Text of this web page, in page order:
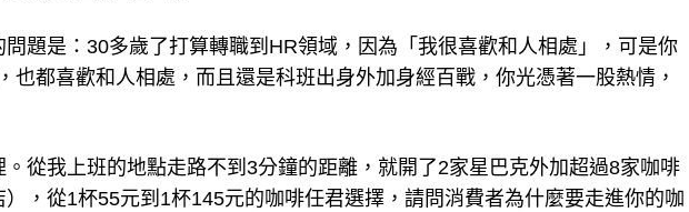
題是：30多歲了打算轉職到HR領域，因為「我很喜歡和人相處」，可是你
也都喜歡和人相處，而且還是科班出身外加身經百戰，你光憑著一股熱情，
從我上班的地點走路不到3分鐘的距離，就開了2家星巴克外加超過8家咖啡
，從1杯55元到1杯145元的咖啡任君選擇，請問消費者為什麼要走進你的咖